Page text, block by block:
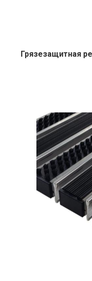
Грязезащитная